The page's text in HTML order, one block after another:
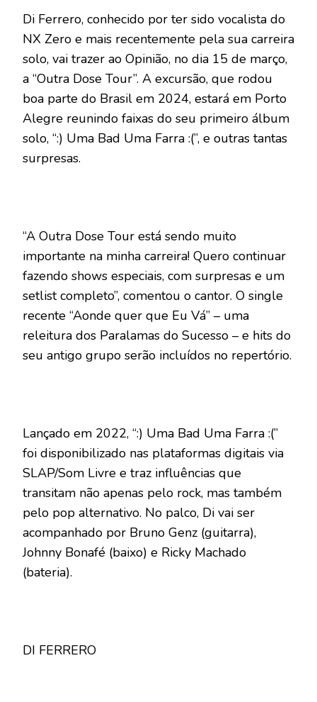
Di Ferrero, conhecido por ter sido vocalista do
NX Zero e mais recentemente pela sua carreira
solo, vai trazer ao Opinião, no dia 15 de março,
a “Outra Dose Tour”. A excursão, que rodou
boa parte do Brasil em 2024, estará em Porto
Alegre reunindo faixas do seu primeiro álbum
solo, “:) Uma Bad Uma Farra :(”, e outras tantas
surpresas.
“A Outra Dose Tour está sendo muito
importante na minha carreira! Quero continuar
fazendo shows especiais, com surpresas e um
setlist completo”, comentou o cantor. O single
recente “Aonde quer que Eu Vá” – uma
releitura dos Paralamas do Sucesso – e hits do
seu antigo grupo serão incluídos no repertório.
Lançado em 2022, “:) Uma Bad Uma Farra :(”
foi disponibilizado nas plataformas digitais via
SLAP/Som Livre e traz influências que
transitam não apenas pelo rock, mas também
pelo pop alternativo. No palco, Di vai ser
acompanhado por Bruno Genz (guitarra),
Johnny Bonafé (baixo) e Ricky Machado
(bateria).
DI FERRERO